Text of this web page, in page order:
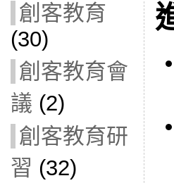
創客教育
(30)
創客教育會
議 (2)
創客教育研
習 (32)